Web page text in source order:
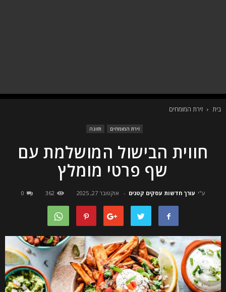
בית זירת המומחים
זירת המומחים תזונה
חווית הבישול המושלמת עם
שף פרטי מומלץ
ע"י עורך חדשות עסקים קטנים - אוקטובר 27, 2025 362
0